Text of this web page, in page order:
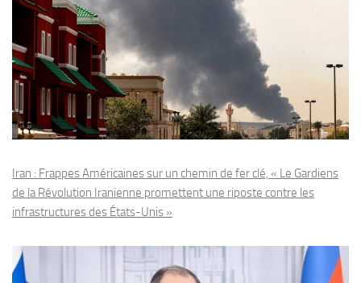
Iran : Frappes Américaines sur un chemin de fer clé, « Le Gardiens
de la Révolution Iranienne promettent une riposte contre les
infrastructures des États-Unis »